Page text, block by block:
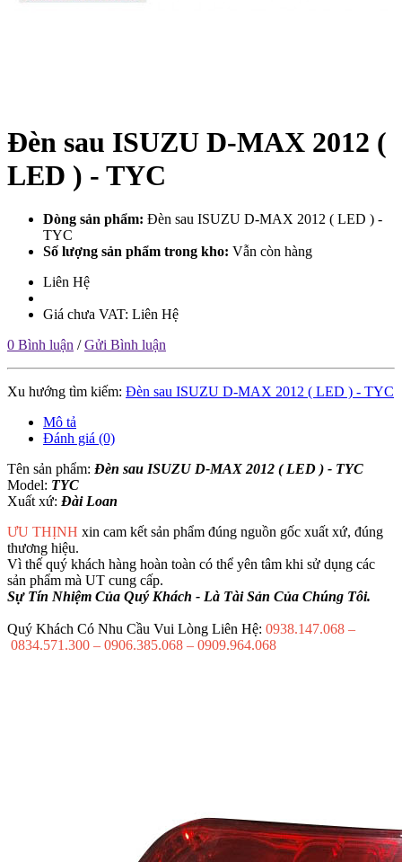
Đèn sau ISUZU D-MAX 2012 (
LED ) - TYC
Dòng sản phẩm: Đèn sau ISUZU D-MAX 2012 ( LED ) -
TYC
Số lượng sản phẩm trong kho: Vẫn còn hàng
Liên Hệ
Giá chưa VAT: Liên Hệ
0 Bình luận /Gửi Bình luận
Xu hướng tìm kiếm: Đèn sau ISUZU D-MAX 2012 ( LED ) - TYC
Mô tả
Đánh giá (0)
Tên sản phẩm: Đèn sau ISUZU D-MAX 2012 ( LED ) - TYC
Model: TYC
Xuất xứ: Đài Loan
ƯU THỊNH xin cam kết sản phẩm đúng nguồn gốc xuất xứ, đúng
thương hiệu.
Vì thế quý khách hàng hoàn toàn có thể yên tâm khi sử dụng các
sản phẩm mà UT cung cấp.
Sự Tín Nhiệm Của Quý Khách - Là Tài Sản Của Chúng Tôi.
Quý Khách Có Nhu Cầu Vui Lòng Liên Hệ: 0938.147.068 –
0834.571.300 – 0906.385.068 – 0909.964.068